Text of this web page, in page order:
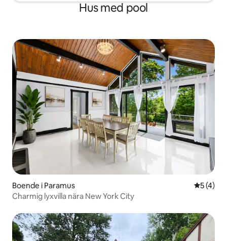
Hus med pool
Boende i Paramus 5 av 5 i
5 (4)
Charmig lyxvilla nära New York City